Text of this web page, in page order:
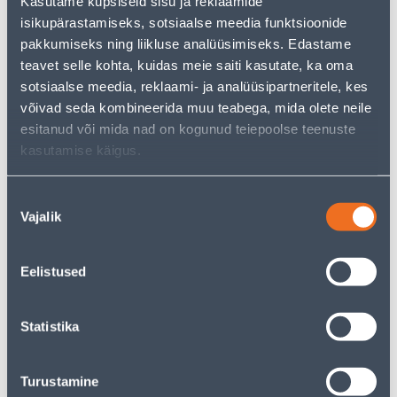
isikupärastamiseks, sotsiaalse meedia funktsioonide
pakkumiseks ning liikluse analüüsimiseks. Edastame
teavet selle kohta, kuidas meie saiti kasutate, ka oma
sotsiaalse meedia, reklaami- ja analüüsipartneritele, kes
võivad seda kombineerida muu teabega, mida olete neile
esitanud või mida nad on kogunud teiepoolse teenuste
kasutamise käigus.
valik
Vajalik
Eelistused
Statistika
Turustamine
PROJECTLINE 30W 4000K
28
для
авторизованного
PROJECTLINE 30W 4000K